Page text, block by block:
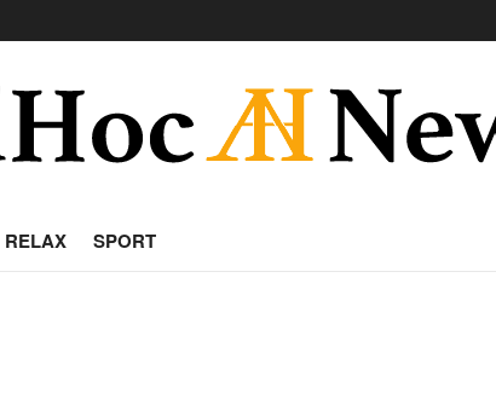
RELAX SPORT